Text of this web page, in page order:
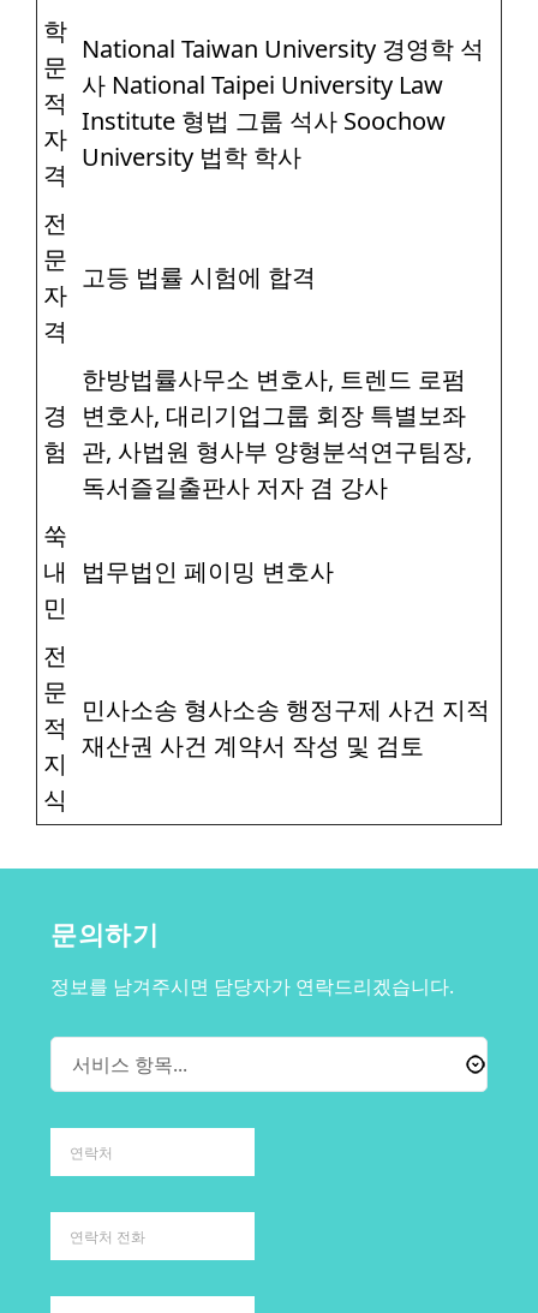
학
문
적
자
격
National Taiwan University 경영학 석
사 National Taipei University Law
Institute 형법 그룹 석사 Soochow
University 법학 학사
전
문
자
격
고등 법률 시험에 합격
경
험
한방법률사무소 변호사, 트렌드 로펌
변호사, 대리기업그룹 회장 특별보좌
관, 사법원 형사부 양형분석연구팀장,
독서즐길출판사 저자 겸 강사
쑥
내
민
법무법인 페이밍 변호사
전
문
적
지
식
민사소송 형사소송 행정구제 사건 지적
재산권 사건 계약서 작성 및 검토
문의하기
정보를 남겨주시면 담당자가 연락드리겠습니다.